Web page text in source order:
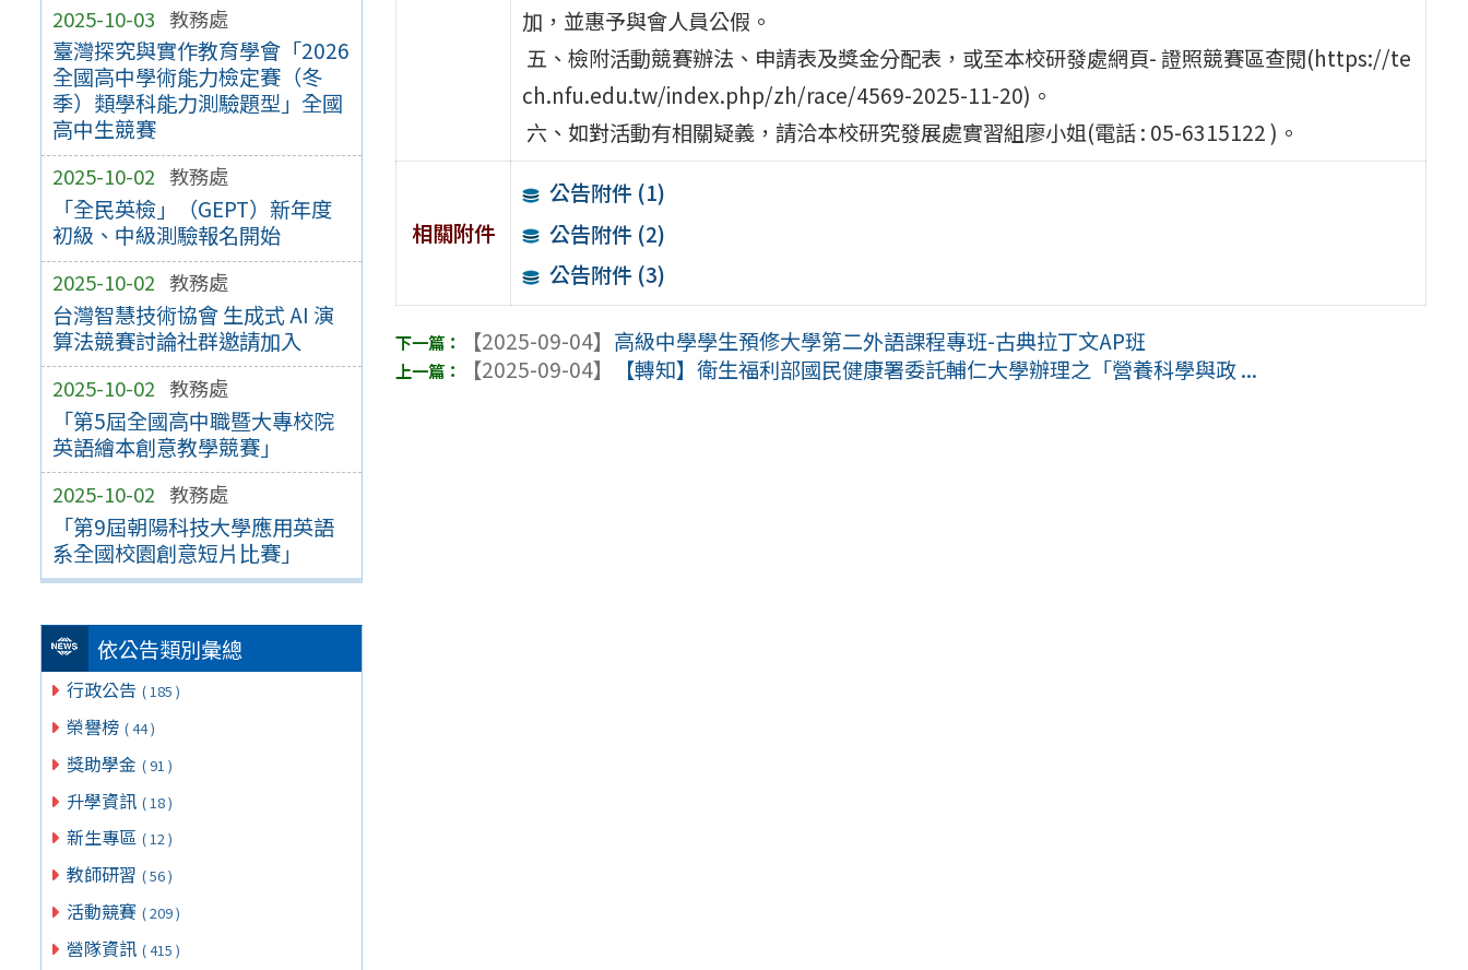
2025-10-03 教務處
臺灣探究與實作教育學會「2026
全國高中學術能力檢定賽（冬
季）類學科能力測驗題型」全國
高中生競賽
2025-10-02 教務處
「全民英檢」（GEPT）新年度
初級、中級測驗報名開始
2025-10-02 教務處
台灣智慧技術協會 生成式 AI 演
算法競賽討論社群邀請加入
2025-10-02 教務處
「第5屆全國高中職暨大專校院
英語繪本創意教學競賽」
2025-10-02 教務處
「第9屆朝陽科技大學應用英語
系全國校園創意短片比賽」
依公告類別彙總
行政公告 ( 185 )
榮譽榜 ( 44 )
獎助學金 ( 91 )
升學資訊 ( 18 )
新生專區 ( 12 )
教師研習 ( 56 )
活動競賽 ( 209 )
營隊資訊 ( 415 )
加，並惠予與會人員公假。
五、檢附活動競賽辦法、申請表及獎金分配表，或至本校研發處網頁- 證照競賽區查閱(https://te
ch.nfu.edu.tw/index.php/zh/race/4569-2025-11-20)。
六、如對活動有相關疑義，請洽本校研究發展處實習組廖小姐(電話 : 05-6315122 )。
相關附件
公告附件 (1)
公告附件 (2)
公告附件 (3)
【2025-09-04】 高級中學學生預修大學第二外語課程專班-古典拉丁文AP班
【2025-09-04】
【轉知】衛生福利部國民健康署委託輔仁大學辦理之「營養科學與政 ...